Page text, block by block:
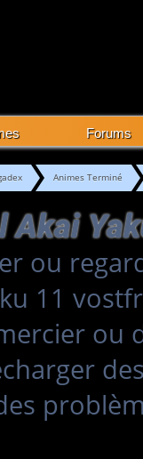
Forums
Animes Terminé
ou
11
ou